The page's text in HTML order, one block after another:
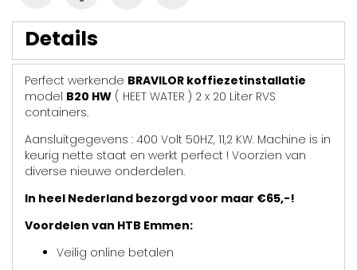
Details
Perfect werkende BRAVILOR koffiezetinstallatie
model B20 HW ( HEET WATER ) 2 x 20 Liter RVS
containers.
Aansluitgegevens : 400 Volt 50HZ, 11,2 KW. Machine is in
keurig nette staat en werkt perfect ! Voorzien van
diverse nieuwe onderdelen.
In heel Nederland bezorgd voor maar €65,-!
Voordelen van HTB Emmen:
Veilig online betalen